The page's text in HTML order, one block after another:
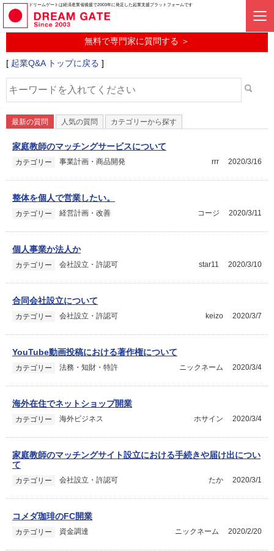
ドリームゲートは経済産業省後援で2003年に発足した起業支援プラットフォームです
起業に関するみんなの質問投稿サービス
起業Q&A
無料で専門家に質問する ＞
[ 起業Q&A トップに戻る ]
最新の質問 人気の質問 カテゴリーから探す
家庭教師のマッチングサービスについて
カテゴリー 事業計画・商品開発 2020/3/16
rrr
整体を個人で営業したい。
カテゴリー 経営計画・改善 2020/3/11
コージ
個人事業か法人か
カテゴリー 会社設立・許認可 2020/3/10
star11
合同会社設立について
カテゴリー 会社設立・許認可 2020/3/7
keizo
YouTube動画投稿における著作権について
カテゴリー 法務・知財・特許 2020/3/4
ニックネーム
海外在住でネットショップ開業
カテゴリー 海外ビジネス 2020/3/4
ホサイン
家庭教師のマッチングサイト設立における手続きや届け出につい
て
カテゴリー 会社設立・許認可 2020/3/1
たか
コメダ珈琲のFC開業
カテゴリー 資金調達 2020/2/20
ニックネーム